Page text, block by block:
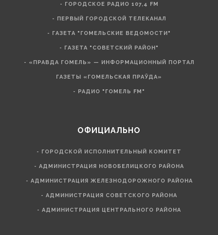
- ГОРОДСКОЕ РАДИО 107,4 FM
- ПЕРВЫЙ ГОРОДСКОЙ ТЕЛЕКАНАЛ
- ГАЗЕТА "ГОМЕЛЬСКИЕ ВЕДОМОСТИ"
- ГАЗЕТА "СОВЕТСКИЙ РАЙОН"
- «ПРАВДА ГОМЕЛЬ» — ИНФОРМАЦИОННЫЙ ПОРТАЛ
ГАЗЕТЫ «ГОМЕЛЬСКАЯ ПРАЎДА»
- РАДИО "ГОМЕЛЬ FM"
ОФИЦИАЛЬНО
- ГОРОДСКОЙ ИСПОЛНИТЕЛЬНЫЙ КОМИТЕТ
- АДМИНИСТРАЦИЯ НОВОБЕЛИЦКОГО РАЙОНА
- АДМИНИСТРАЦИЯ ЖЕЛЕЗНОДОРОЖНОГО РАЙОНА
- АДМИНИСТРАЦИЯ СОВЕТСКОГО РАЙОНА
- АДМИНИСТРАЦИЯ ЦЕНТРАЛЬНОГО РАЙОНА